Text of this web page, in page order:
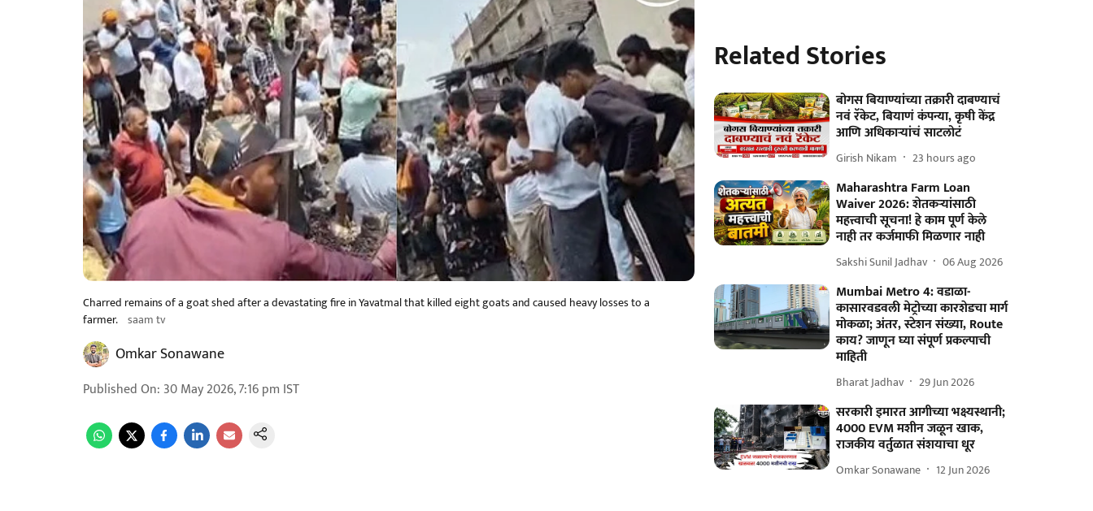
Charred remains of a goat shed after a devastating fire in Yavatmal that killed eight goats and caused heavy losses to a
farmer. saam tv
Omkar Sonawane
Published On: 30 May 2026, 7:16 pm IST
Related Stories
बोगस बियाण्यांच्या तक्रारी दाबण्याचं
नवं रॅकेट, बियाणं कंपन्या, कृषी केंद्र
आणि अधिकाऱ्यांचं साटलोटं
Girish Nikam 23 hours ago
Maharashtra Farm Loan
Waiver 2026: शेतकऱ्यांसाठी
महत्त्वाची सूचना! हे काम पूर्ण केले
नाही तर कर्जमाफी मिळणार नाही
Sakshi Sunil Jadhav 06 Aug 2026
Mumbai Metro 4: वडाळा-
कासारवडवली मेट्रोच्या कारशेडचा मार्ग
मोकळा; अंतर, स्टेशन संख्या, Route
काय? जाणून घ्या संपूर्ण प्रकल्पाची
माहिती
Bharat Jadhav 29 Jun 2026
सरकारी इमारत आगीच्या भक्ष्यस्थानी;
4000 EVM मशीन जळून खाक,
राजकीय वर्तुळात संशयाचा धूर
Omkar Sonawane 12 Jun 2026